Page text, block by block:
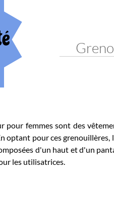
femmes sont des
pour ces grenouillères,
d'un haut et d'un
les utilisatrices.